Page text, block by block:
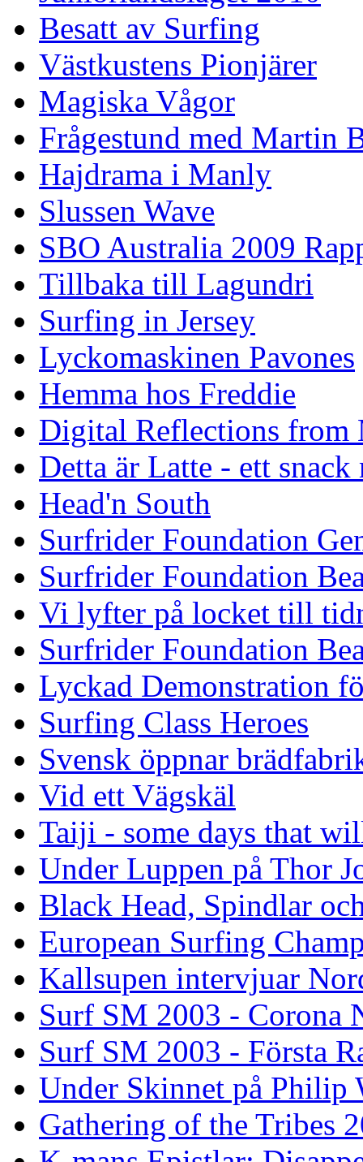
Besatt av Surfing
Västkustens Pionjärer
Magiska Vågor
Frågestund med Martin
Hajdrama i Manly
Slussen Wave
SBO Australia 2009
Tillbaka till Lagundri
Surfing in Jersey
Lyckomaskinen Pavones
Hemma hos Freddie
Digital Reflections from
Detta är Latte - ett
Head'n South
Surfrider Foundation
Surfrider Foundation
Vi lyfter på locket till
Surfrider Foundation
Lyckad Demonstration
Surfing Class Heroes
Svensk öppnar
Vid ett Vägskäl
Taiji - some days that
Under Luppen på Thor
Black Head, Spindlar
European Surfing
Kallsupen intervjuar
Surf SM 2003 - Corona
Surf SM 2003 - Första
Under Skinnet på Philip
Gathering of the Tribes